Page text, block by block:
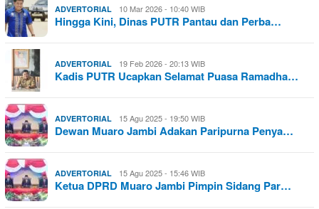
ADVERTORIAL 10 Mar 2026 - 10:40 WIB
Hingga Kini, Dinas PUTR Pantau dan Perba…
ADVERTORIAL 19 Feb 2026 - 20:13 WIB
Kadis PUTR Ucapkan Selamat Puasa Ramadha…
ADVERTORIAL 15 Agu 2025 - 19:50 WIB
Dewan Muaro Jambi Adakan Paripurna Penya…
ADVERTORIAL 15 Agu 2025 - 15:46 WIB
Ketua DPRD Muaro Jambi Pimpin Sidang Par…